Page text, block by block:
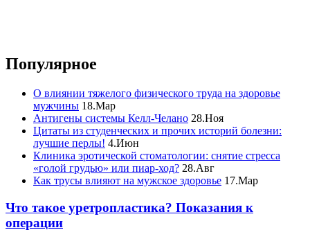
Популярное
О влиянии тяжелого физического труда на здоровье
мужчины 18.Мар
Антигены системы Келл-Челано 28.Ноя
Цитаты из студенческих и прочих историй болезни:
лучшие перлы! 4.Июн
Клиника эротической стоматологии: снятие стресса
«голой грудью» или пиар-ход? 28.Авг
Как трусы влияют на мужское здоровье 17.Мар
Что такое уретропластика? Показания к
операции